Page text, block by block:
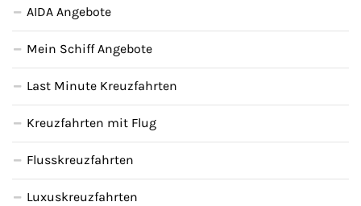
AIDA Angebote
Mein Schiff Angebote
Last Minute Kreuzfahrten
Kreuzfahrten mit Flug
Flusskreuzfahrten
Luxuskreuzfahrten